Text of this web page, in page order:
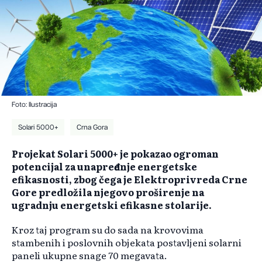
Foto: Ilustracija
Solari 5000+ Crna Gora
Projekat Solari 5000+ je pokazao ogroman
potencijal za unapređenje energetske
efikasnosti, zbog čega je Elektroprivreda Crne
Gore predložila njegovo proširenje na
ugradnju energetski efikasne stolarije.
Kroz taj program su do sada na krovovima
stambenih i poslovnih objekata postavljeni solarni
paneli ukupne snage 70 megavata.